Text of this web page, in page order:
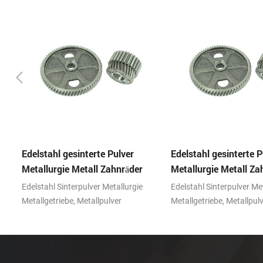
Edelstahl gesinterte Pulver
Metallurgie Metall Zahnräder
Edelstahl Sinterpulver Metallurgie
Metallgetriebe, Metallpulver
Edelstahl gesinterte
Metallurgie Metall
Edelstahl Sinterpulver
Metallgetriebe,